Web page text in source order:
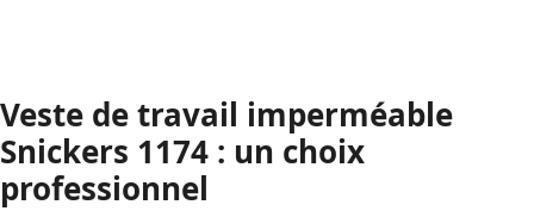
Veste de travail imperméable
Snickers 1174 : un choix
professionnel